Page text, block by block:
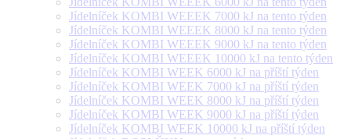
Jídelníček KOMBI WEEEK 7000 kJ na tento týden
Jídelníček KOMBI WEEEK 8000 kJ na tento týden
Jídelníček KOMBI WEEEK 9000 kJ na tento týden
Jídelníček KOMBI WEEEK 10000 kJ na tento týden
Jídelníček KOMBI WEEK 6000 kJ na příští týden
Jídelníček KOMBI WEEK 7000 kJ na příští týden
Jídelníček KOMBI WEEK 8000 kJ na příští týden
Jídelníček KOMBI WEEK 9000 kJ na příští týden
Jídelníček KOMBI WEEK 10000 kJ na příští týden